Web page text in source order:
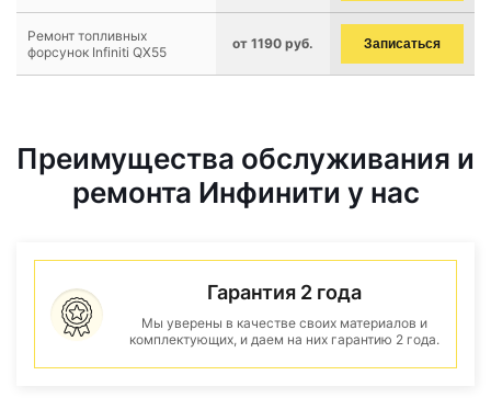
Ремонт топливных
форсунок Infiniti QX55
от 1190 руб. Записаться
Преимущества обслуживания и
ремонта Инфинити у нас
Гарантия 2 года
Мы уверены в качестве своих материалов и
комплектующих, и даем на них гарантию 2 года.